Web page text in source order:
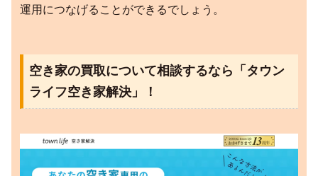
運用につなげることができるでしょう。
空き家の買取について相談するなら「タウン
ライフ空き家解決」！